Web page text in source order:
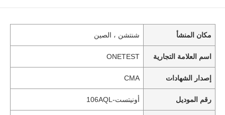
مكان المنشأ شنتشن ، الصين
اسم العلامة التجارية ONETEST
إصدار الشهادات CMA
رقم الموديل أونيتست-106AQL